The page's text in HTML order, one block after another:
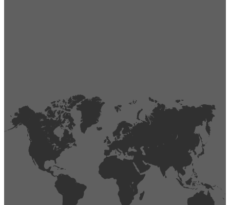
404Página no encontrada,
La página que buscas no existe o se ha cambiado de lugar.
Comprueba la URL e inténtalo de nuevo.
Ir a la página de inicio
Obtener soporte técnico